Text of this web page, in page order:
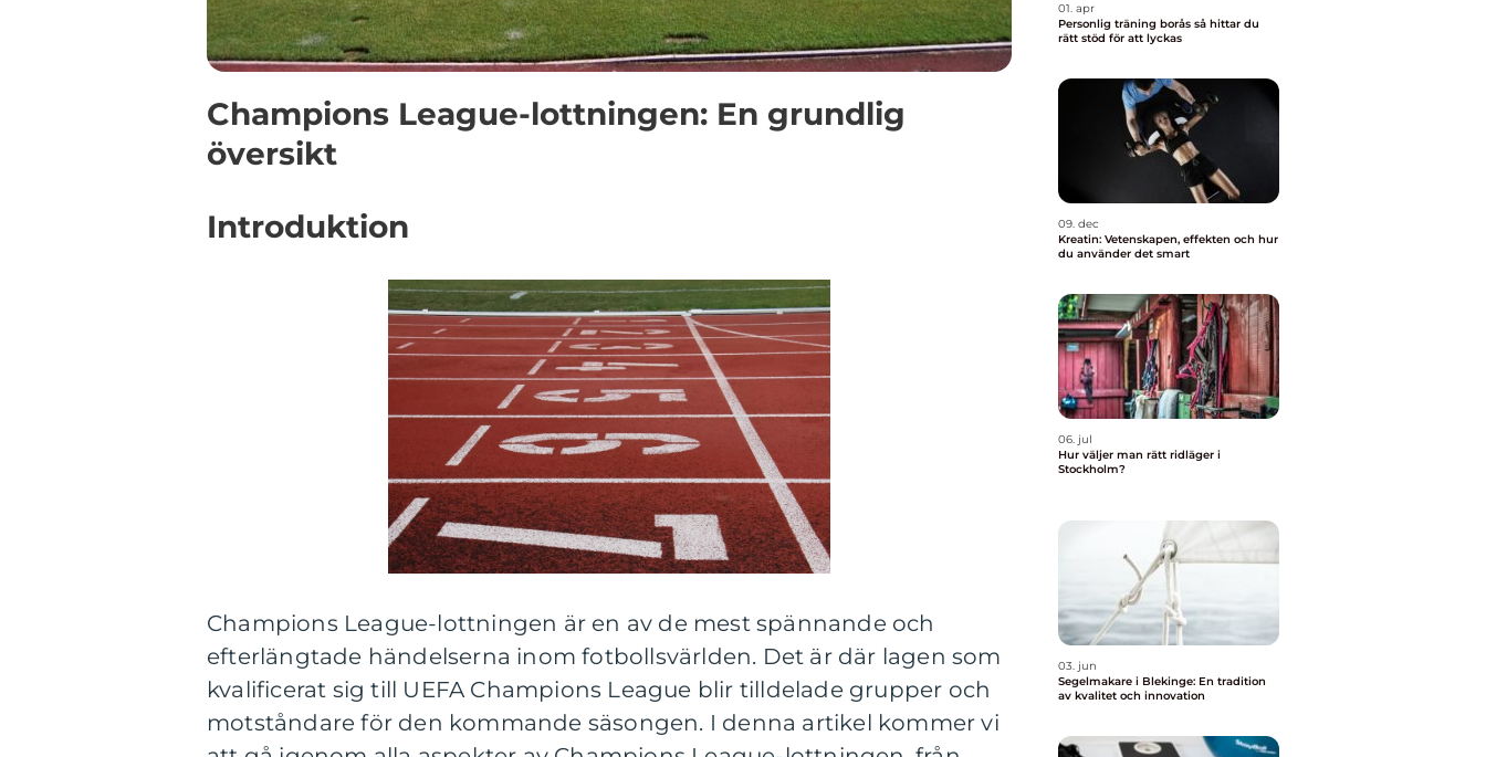
Champions League-lottningen: En grundlig
översikt
Introduktion
Champions League-lottningen är en av de mest spännande och
efterlängtade händelserna inom fotbollsvärlden. Det är där lagen som
kvalificerat sig till UEFA Champions League blir tilldelade grupper och
motståndare för den kommande säsongen. I denna artikel kommer vi
01. apr
Personlig träning borås så hittar du
rätt stöd för att lyckas
09. dec
Kreatin: Vetenskapen, effekten och hur
du använder det smart
06. jul
Hur väljer man rätt ridläger i
Stockholm?
03. jun
Segelmakare i Blekinge: En tradition
av kvalitet och innovation